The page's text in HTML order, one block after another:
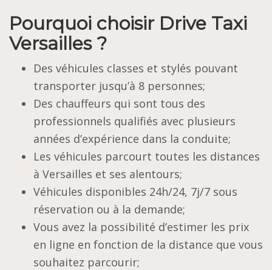
Pourquoi choisir Drive Taxi
Versailles ?
Des véhicules classes et stylés pouvant
transporter jusqu’à 8 personnes;
Des chauffeurs qui sont tous des
professionnels qualifiés avec plusieurs
années d’expérience dans la conduite;
Les véhicules parcourt toutes les distances
à Versailles et ses alentours;
Véhicules disponibles 24h/24, 7j/7 sous
réservation ou à la demande;
Vous avez la possibilité d’estimer les prix
en ligne en fonction de la distance que vous
souhaitez parcourir;